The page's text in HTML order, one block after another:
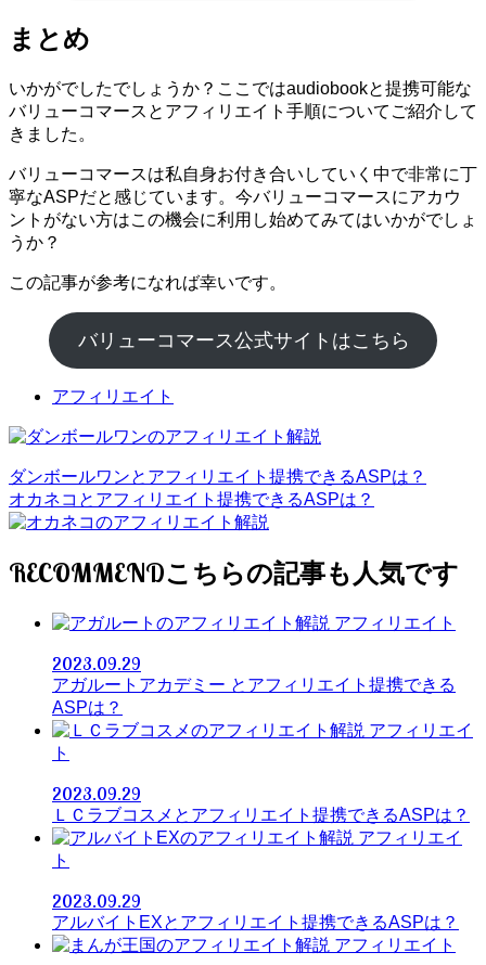
まとめ
いかがでしたでしょうか？ここではaudiobookと提携可能な
バリューコマースとアフィリエイト手順についてご紹介して
きました。
バリューコマースは私自身お付き合いしていく中で非常に丁
寧なASPだと感じています。今バリューコマースにアカウ
ントがない方はこの機会に利用し始めてみてはいかがでしょ
うか？
この記事が参考になれば幸いです。
バリューコマース公式サイトはこちら
アフィリエイト
ダンボールワンとアフィリエイト提携できるASPは？
オカネコとアフィリエイト提携できるASPは？
RECOMMEND
アフィリエイト
2023.09.29
アガルートアカデミー とアフィリエイト提携できる
ASPは？
アフィリエイ
ト
2023.09.29
ＬＣラブコスメとアフィリエイト提携できるASPは？
アフィリエイ
ト
2023.09.29
アルバイトEXとアフィリエイト提携できるASPは？
アフィリエイト